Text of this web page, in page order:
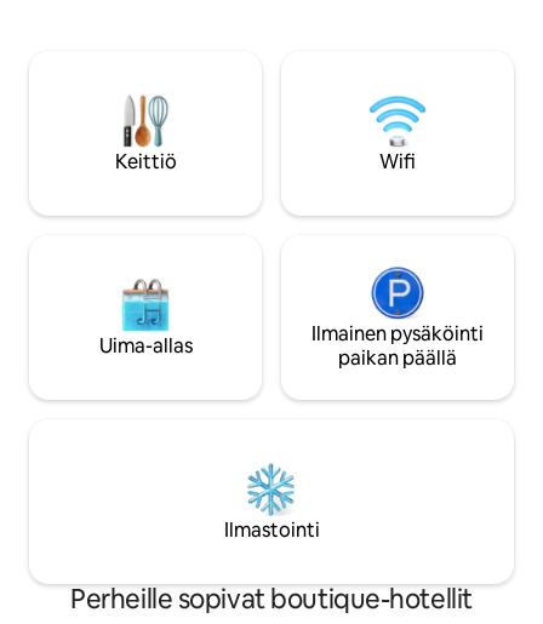
tutustumassa. Olemme oikeastaan vain
Airbnb, joten emme tarjoa aamiaista,
mutta meillä on älykäs
sisäänkirjautuminen, yksilöllisesti
kahvikuppi. Tule sisään, rentoudu ja
rentouttavia
kevyitä välipaloja
useimmat vieraat
tai lapsille. Vain
Keittiö Wifi
Uima-allas
Ilmainen pysäköinti
paikan päällä
Ilmastointi
Perheille sopivat boutique-hotellit